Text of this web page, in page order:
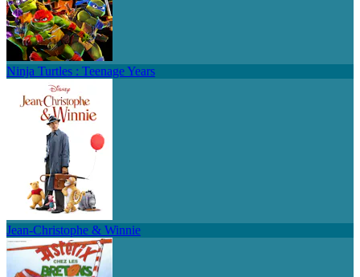
Ninja Turtles : Teenage Years
Jean-Christophe & Winnie